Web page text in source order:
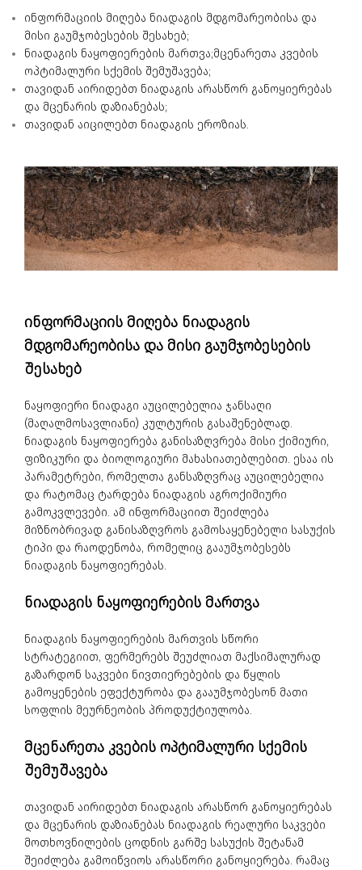
ინფორმაციის მიღება ნიადაგის მდგომარეობისა და
მისი გაუმჯობესების შესახებ;
ნიადაგის ნაყოფიერების მართვა;მცენარეთა კვების
ოპტიმალური სქემის შემუშავება;
თავიდან აირიდებთ ნიადაგის არასწორ განოყიერებას
და მცენარის დაზიანებას;
თავიდან აიცილებთ ნიადაგის ეროზიას.
ინფორმაციის მიღება ნიადაგის
მდგომარეობისა და მისი გაუმჯობესების
შესახებ
ნაყოფიერი ნიადაგი აუცილებელია ჯანსაღი
(მაღალმოსავლიანი) კულტურის გასაშენებლად.
ნიადაგის ნაყოფიერება განისაზღვრება მისი ქიმიური,
ფიზიკური და ბიოლოგიური მახასიათებლებით. ესაა ის
პარამეტრები, რომელთა განსაზღვრაც აუცილებელია
და რატომაც ტარდება ნიადაგის აგროქიმიური
გამოკვლევები. ამ ინფორმაციით შეიძლება
მიზნობრივად განისაზღვროს გამოსაყენებელი სასუქის
ტიპი და რაოდენობა, რომელიც გააუმჯობესებს
ნიადაგის ნაყოფიერებას.
ნიადაგის ნაყოფიერების მართვა
ნიადაგის ნაყოფიერების მართვის სწორი
სტრატეგიით, ფერმერებს შეუძლიათ მაქსიმალურად
გაზარდონ საკვები ნივთიერებების და წყლის
გამოყენების ეფექტურობა და გააუმჯობესონ მათი
სოფლის მეურნეობის პროდუქტიულობა.
მცენარეთა კვების ოპტიმალური სქემის
შემუშავება
თავიდან აირიდებთ ნიადაგის არასწორ განოყიერებას
და მცენარის დაზიანებას ნიადაგის რეალური საკვები
მოთხოვნილების ცოდნის გარშე სასუქის შეტანამ
შეიძლება გამოიწვიოს არასწორი განოყიერება. რამაც